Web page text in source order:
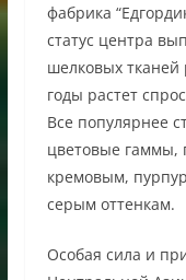
фабрика
статус центра
шелковых тканей
годы растет
Все популярнее
цветовые гаммы,
кремовым,
серым оттенкам.
Особая сила и